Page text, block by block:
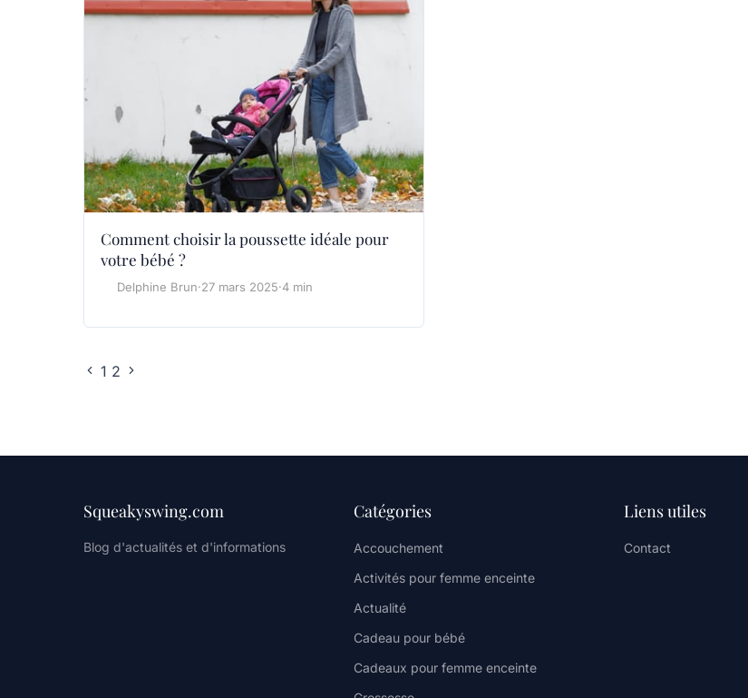
Comment choisir la poussette idéale pour
votre bébé ?
Delphine Brun·27 mars 2025·4 min
1 2
Squeakyswing.com
Blog d'actualités et d'informations
Catégories
Accouchement
Activités pour femme enceinte
Actualité
Cadeau pour bébé
Cadeaux pour femme enceinte
Liens utiles
Contact